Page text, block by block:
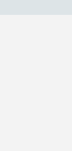
Sie
bietet